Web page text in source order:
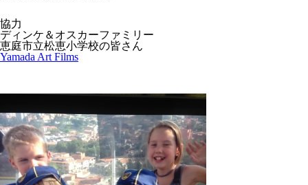
協力
ディンケ＆オスカーファミリー
恵庭市立松恵小学校の皆さん
Yamada Art Films